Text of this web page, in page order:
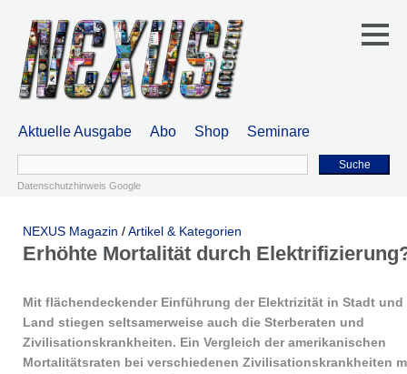
Aktuelle Ausgabe Abo Shop Seminare
Suche
Datenschutzhinweis Google
NEXUS Magazin /Artikel & Kategorien
Erhöhte Mortalität durch
Mit flächendeckender Einführung der Elektrizität in Stadt und
Land stiegen seltsamerweise auch die Sterberaten und
Zivilisationskrankheiten. Ein Vergleich der amerikanischen
Mortalitätsraten bei verschiedenen Zivilisationskrankheiten